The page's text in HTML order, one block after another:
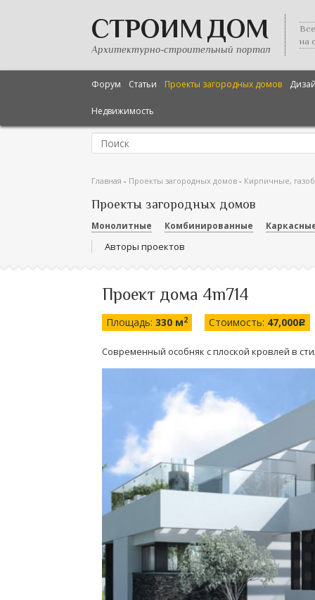
СТРОИМ ДОМ
Архитектурно-строительный портал
на
Форум Статьи Проекты загородных домов
Недвижимость
Главная - Проекты загородных домов - Кирпичные,
Проекты загородных домов
Монолитные Комбинированные
Авторы проектов
Проект дома 4m714
Площадь: 330 м2 Стоимость: 47,000c
Современный особняк с плоской кровлей в